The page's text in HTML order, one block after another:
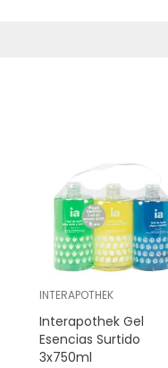
INTERAPOTHEK
Interapothek Gel
Esencias Surtido
3x750ml